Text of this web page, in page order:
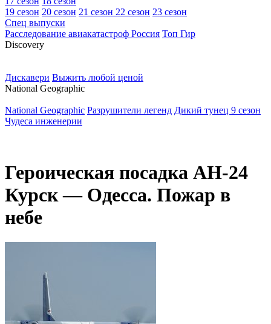
19 сезон 20 сезон 21 сезон 22 сезон 23 сезон
Спец выпуски
Расследование авиакатастроф Россия Топ Гир
Discovery
Дискавери Выжить любой ценой
National Geographic
National Geographic Разрушители легенд Дикий тунец 9 сезон
Чудеса инженерии
Героическая посадка АН-24
Курск — Одесса. Пожар в
небе